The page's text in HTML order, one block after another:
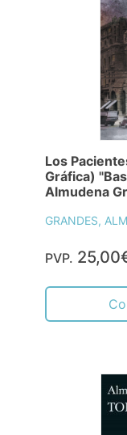
Los
Gráfica)
Almudena
GRANDES,
PVP.